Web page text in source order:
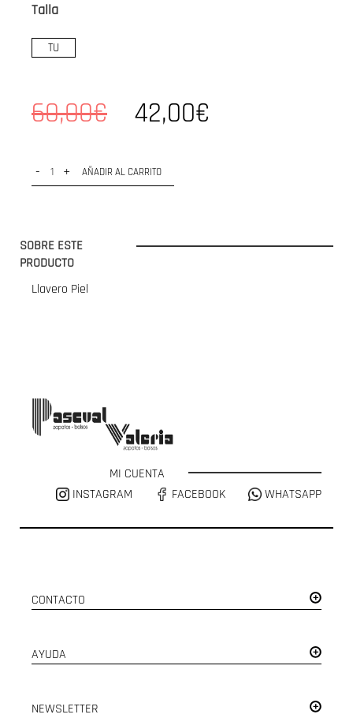
Talla
TU
60,00€ 42,00€
- + AÑADIR AL CARRITO
SOBRE ESTE
PRODUCTO
Llavero Piel
MI CUENTA
INSTAGRAM
FACEBOOK WHATSAPP
CONTACTO
AYUDA
NEWSLETTER